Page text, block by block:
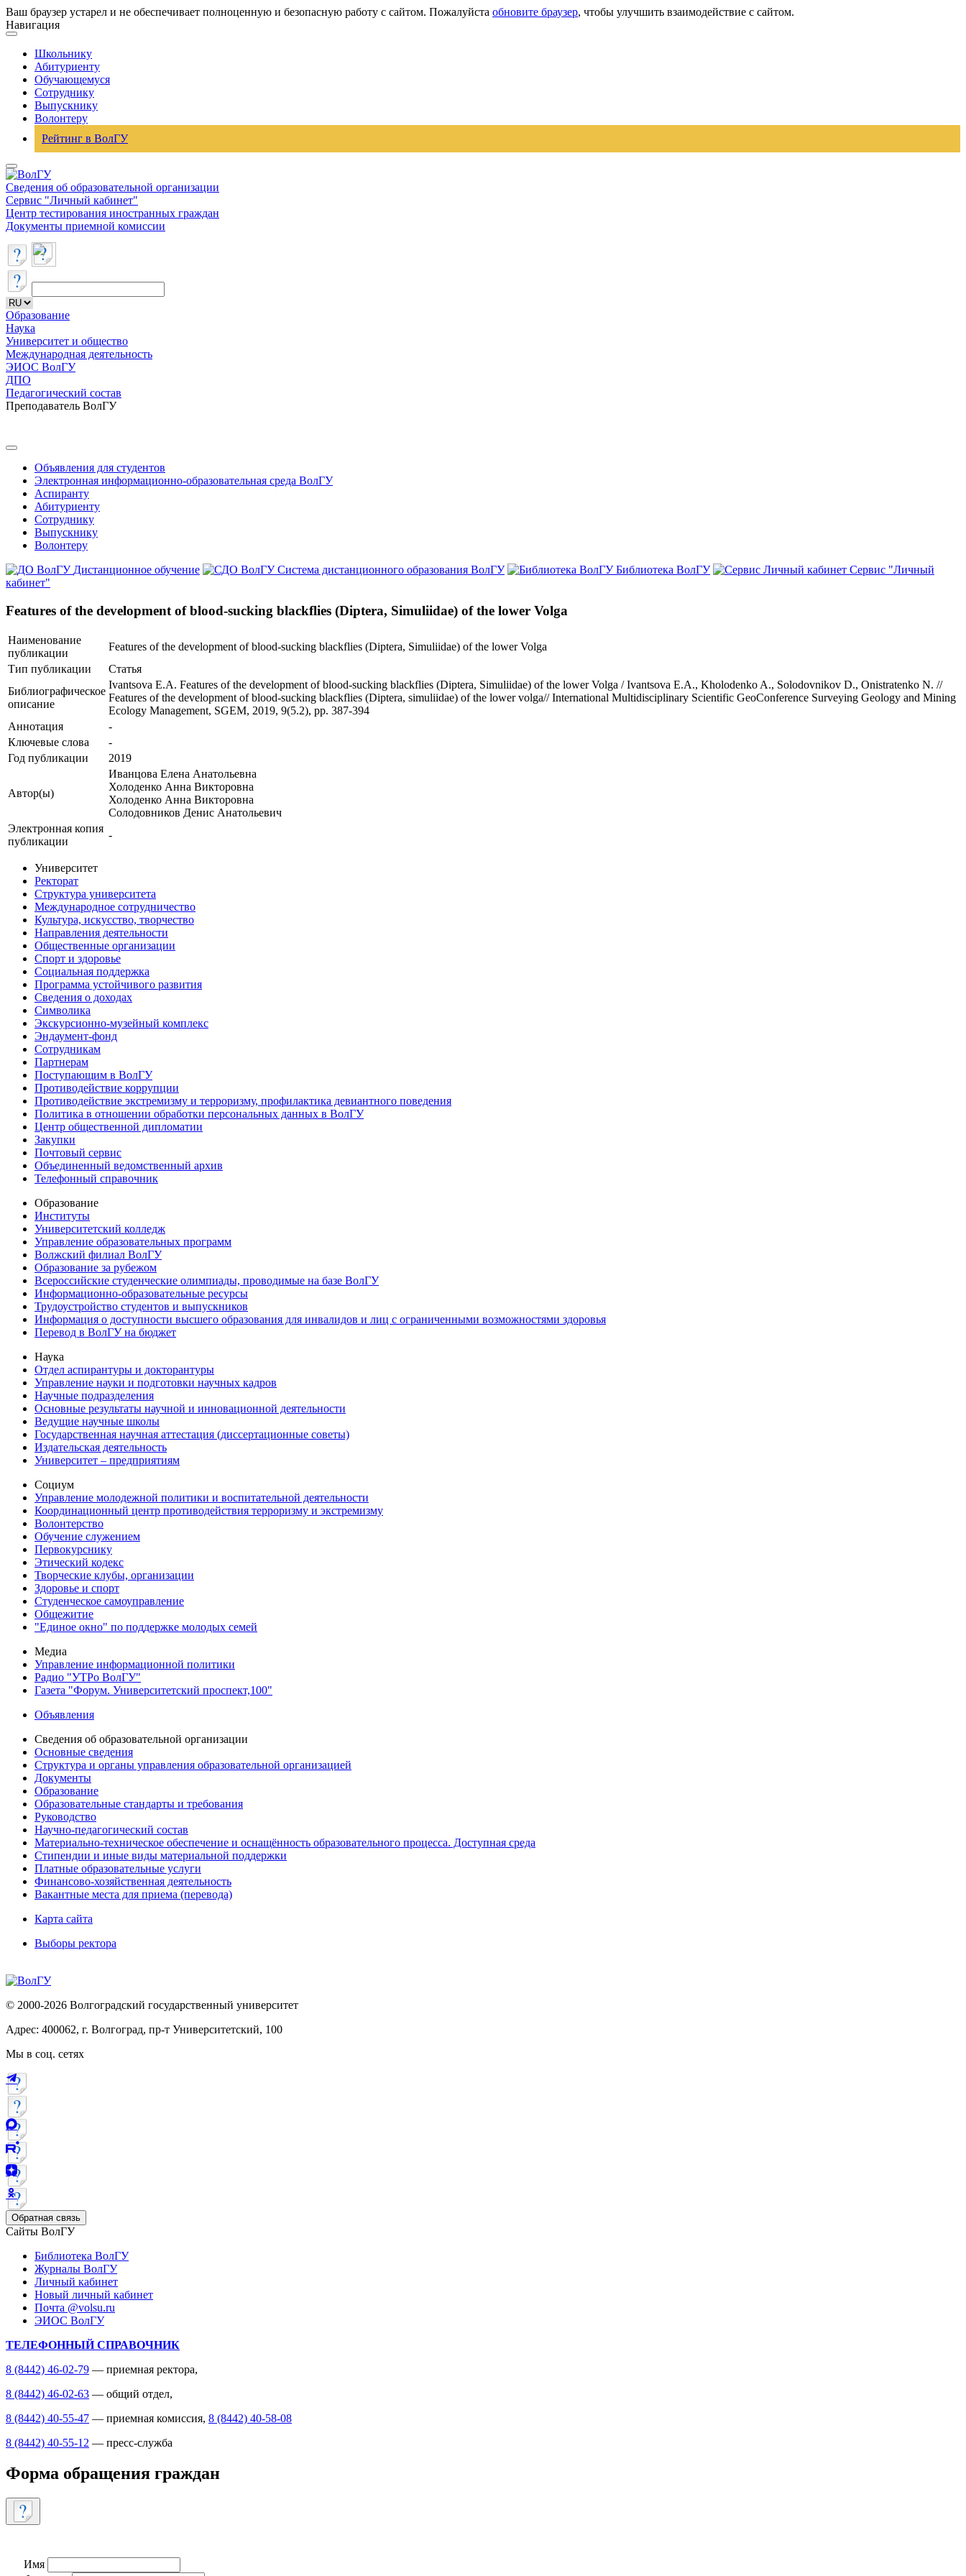
Ваш браузер устарел и не обеспечивает полноценную и безопасную работу с сайтом. Пожалуйста обновите браузер, чтобы улучшить взаимодействие с сайтом.
Навигация
Школьнику
Абитуриенту
Обучающемуся
Сотруднику
Выпускнику
Волонтеру
Рейтинг в ВолГУ
Сведения об образовательной организации
Сервис "Личный кабинет"
Центр тестирования иностранных граждан
Документы приемной комиссии
Образование
Наука
Университет и общество
Международная деятельность
ЭИОС ВолГУ
ДПО
Педагогический состав
Преподаватель ВолГУ
Объявления для студентов
Электронная информационно-образовательная среда ВолГУ
Аспиранту
Абитуриенту
Сотруднику
Выпускнику
Волонтеру
Дистанционное обучение
Система дистанционного образования ВолГУ Библиотека ВолГУ
Сервис "Личный
кабинет"
Features of the development of blood-sucking blackflies (Diptera, Simuliidae) of the lower Volga
Наименование
публикации
Features of the development of blood-sucking blackflies (Diptera, Simuliidae) of the lower Volga
Тип публикации
Статья
Библиографическое
описание
Ivantsova E.A. Features of the development of blood-sucking blackflies (Diptera, Simuliidae) of the lower Volga / Ivantsova E.A., Kholodenko A., Solodovnikov D., Onistratenko N. //
Features of the development of blood-sucking blackflies (Diptera, simuliidae) of the lower volga// International Multidisciplinary Scientific GeoConference Surveying Geology and Mining
Ecology Management, SGEM, 2019, 9(5.2), pp. 387-394
Аннотация
-
Ключевые cлова
-
Год публикации
2019
Автор(ы)
Иванцова Елена Анатольевна
Холоденко Анна Викторовна
Холоденко Анна Викторовна
Солодовников Денис Анатольевич
Электронная копия
публикации
-
Университет
Ректорат
Структура университета
Международное сотрудничество
Культура, искусство, творчество
Направления деятельности
Общественные организации
Спорт и здоровье
Социальная поддержка
Программа устойчивого развития
Сведения о доходах
Символика
Экскурсионно-музейный комплекс
Эндаумент-фонд
Сотрудникам
Партнерам
Поступающим в ВолГУ
Противодействие коррупции
Противодействие экстремизму и терроризму, профилактика девиантного поведения
Политика в отношении обработки персональных данных в ВолГУ
Центр общественной дипломатии
Закупки
Почтовый сервис
Объединенный ведомственный архив
Телефонный справочник
Образование
Институты
Университетский колледж
Управление образовательных программ
Волжский филиал ВолГУ
Образование за рубежом
Всероссийские студенческие олимпиады, проводимые на базе ВолГУ
Информационно-образовательные ресурсы
Трудоустройство студентов и выпускников
Информация о доступности высшего образования для инвалидов и лиц с ограниченными возможностями здоровья
Перевод в ВолГУ на бюджет
Наука
Отдел аспирантуры и докторантуры
Управление науки и подготовки научных кадров
Научные подразделения
Основные результаты научной и инновационной деятельности
Ведущие научные школы
Государственная научная аттестация (диссертационные советы)
Издательская деятельность
Университет – предприятиям
Социум
Управление молодежной политики и воспитательной деятельности
Координационный центр противодействия терроризму и экстремизму
Волонтерство
Обучение служением
Первокурснику
Этический кодекс
Творческие клубы, организации
Здоровье и спорт
Студенческое самоуправление
Общежитие
"Единое окно" по поддержке молодых семей
Медиа
Управление информационной политики
Радио "УТРо ВолГУ"
Газета "Форум. Университетский проспект,100"
Объявления
Сведения об образовательной организации
Основные сведения
Структура и органы управления образовательной организацией
Документы
Образование
Образовательные стандарты и требования
Руководство
Научно-педагогический состав
Материально-техническое обеспечение и оснащённость образовательного процесса. Доступная среда
Стипендии и иные виды материальной поддержки
Платные образовательные услуги
Финансово-хозяйственная деятельность
Вакантные места для приема (перевода)
Карта сайта
Выборы ректора
© 2000-2026 Волгоградский государственный университет
Адрес: 400062, г. Волгоград, пр-т Университетский, 100
Мы в соц. сетях
Обратная связь
Сайты ВолГУ
Библиотека ВолГУ
Журналы ВолГУ
Личный кабинет
Новый личный кабинет
Почта @volsu.ru
ЭИОС ВолГУ
ТЕЛЕФОННЫЙ СПРАВОЧНИК
8 (8442) 46-02-79 — приемная ректора,
8 (8442) 46-02-63 — общий отдел,
8 (8442) 40-55-47 — приемная комиссия, 8 (8442) 40-58-08
8 (8442) 40-55-12 — пресс-служба
Форма обращения граждан
Имя